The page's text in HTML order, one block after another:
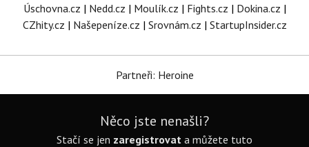
Úschovna.cz | Nedd.cz | Moulík.cz | Fights.cz | Dokina.cz |
CZhity.cz | Našepeníze.cz | Srovnám.cz | StartupInsider.cz
Partneři: Heroine
Něco jste nenašli?
Stačí se jen zaregistrovat a můžete tuto